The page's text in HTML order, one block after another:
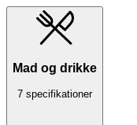
Mad og drikke
7 specifikationer